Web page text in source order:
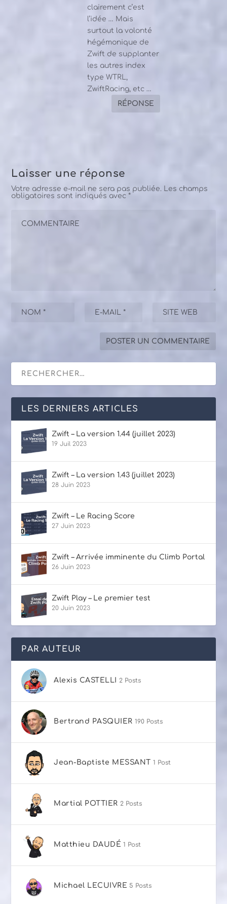
clairement c’est
l’idée … Mais
surtout la volonté
hégémonique de
Zwift de supplanter
les autres index
type WTRL,
ZwiftRacing, etc …
RÉPONSE
Laisser une réponse
Votre adresse e-mail ne sera pas publiée.
Les champs
obligatoires sont indiqués avec*
LES DERNIERS ARTICLES
Zwift – La version 1.44 (juillet 2023)
19 Juil 2023
Zwift – La version 1.43 (juillet 2023)
28 Juin 2023
Zwift – Le Racing Score
27 Juin 2023
Zwift – Arrivée imminente du Climb Portal
26 Juin 2023
Zwift Play – Le premier test
20 Juin 2023
PAR AUTEUR
Alexis CASTELLI 2 Posts
Bertrand PASQUIER 190 Posts
Jean-Baptiste MESSANT 1 Post
Martial POTTIER 2 Posts
Matthieu DAUDÉ 1 Post
Michael LECUIVRE 5 Posts